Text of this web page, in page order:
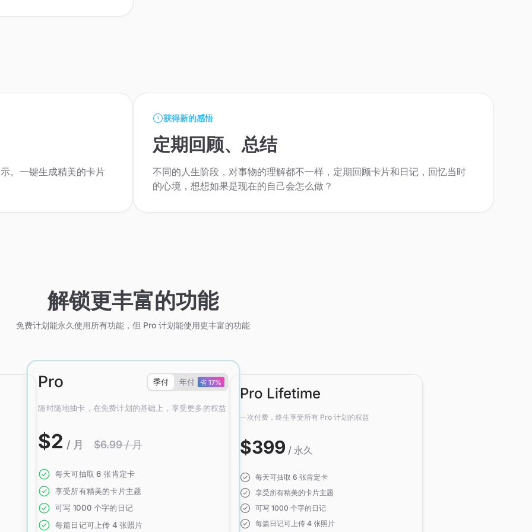
。一键生成精美的卡片
获得新的感悟
定期回顾、总结
不同的人生阶段，对事物的理解都不一样，定期回顾卡片和日记，回忆当时
的心境，想想如果是现在的自己会怎么做？
解锁更丰富的功能
免费计划能永久使用所有功能，但 Pro 计划能使用更丰富的功能
Pro 季付 年付 省 17%
随时随地抽卡，在免费计划的基础上，享受更多的权益
$2 / 月 $6.99 / 月
每天可抽取 6 张肯定卡
享受所有精美的卡片主题
可写 1000 个字的日记
每篇日记可上传 4 张照片
Pro Lifetime
一次付费，终生享受所有 Pro 计划的权益
$399 / 永久
每天可抽取 6 张肯定卡
享受所有精美的卡片主题
可写 1000 个字的日记
每篇日记可上传 4 张照片